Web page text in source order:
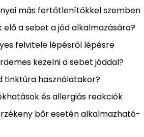
más fertőtlenítőkkel szemben
elő a sebet a jód alkalmazására?
felvitele lépésről lépésre
kezelni a sebet jóddal?
tinktúra használatakor?
és allergiás reakciók
bőr esetén alkalmazható-